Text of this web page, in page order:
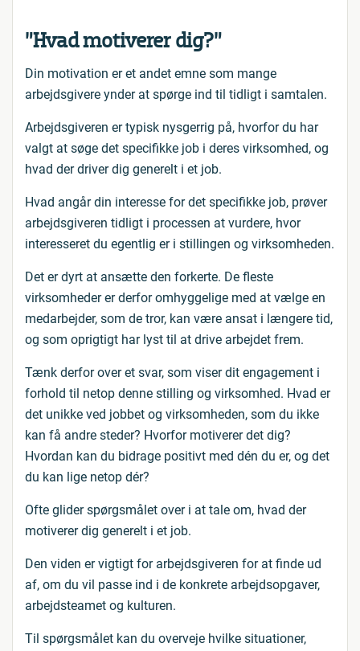
”Hvad motiverer dig?”
Din motivation er et andet emne som mange
arbejdsgivere ynder at spørge ind til tidligt i samtalen.
Arbejdsgiveren er typisk nysgerrig på, hvorfor du har
valgt at søge det specifikke job i deres virksomhed, og
hvad der driver dig generelt i et job.
Hvad angår din interesse for det specifikke job, prøver
arbejdsgiveren tidligt i processen at vurdere, hvor
interesseret du egentlig er i stillingen og virksomheden.
Det er dyrt at ansætte den forkerte. De fleste
virksomheder er derfor omhyggelige med at vælge en
medarbejder, som de tror, kan være ansat i længere tid,
og som oprigtigt har lyst til at drive arbejdet frem.
Tænk derfor over et svar, som viser dit engagement i
forhold til netop denne stilling og virksomhed. Hvad er
det unikke ved jobbet og virksomheden, som du ikke
kan få andre steder? Hvorfor motiverer det dig?
Hvordan kan du bidrage positivt med dén du er, og det
du kan lige netop dér?
Ofte glider spørgsmålet over i at tale om, hvad der
motiverer dig generelt i et job.
Den viden er vigtigt for arbejdsgiveren for at finde ud
af, om du vil passe ind i de konkrete arbejdsopgaver,
arbejdsteamet og kulturen.
Til spørgsmålet kan du overveje hvilke situationer,